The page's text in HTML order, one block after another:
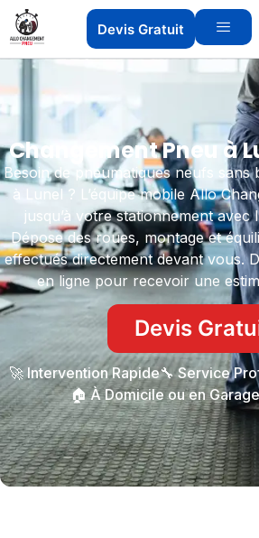
Devis Gratuit
Changement Pneu à
Besoin de pneumatiques neufs
à Lunel ? L’équipe mobile Allo
jusqu’à votre stationnement avec
Dépose des roues, montage et
effectués directement devant vous.
en ligne pour recevoir une
Devis
🚀 Intervention Rapide🔧 Service
🏠 À Domicile ou en